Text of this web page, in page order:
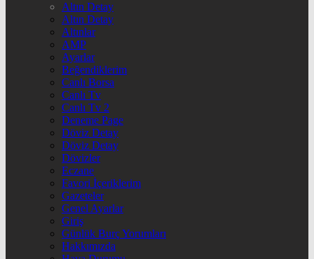
Altın Detay
Altın Detay
Altınlar
AMP
Ayarlar
Beğendiklerim
Canlı Borsa
Canlı Tv
Canlı Tv 2
Deneme Page
Döviz Detay
Döviz Detay
Dövizler
Eczane
Favori İçeriklerim
Gazeteler
Genel Ayarlar
Giriş
Günlük Burç Yorumları
Hakkımızda